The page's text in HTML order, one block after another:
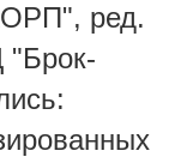
ред.